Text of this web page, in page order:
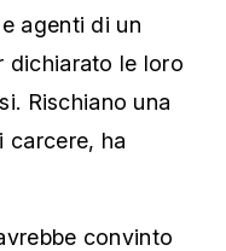
agenti di un
dichiarato le loro
Rischiano una
carcere, ha
convinto